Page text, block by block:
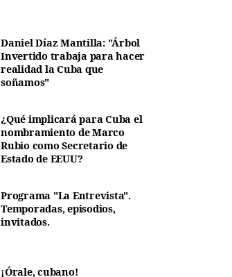
Daniel Díaz Mantilla: "Árbol
Invertido trabaja para hacer
realidad la Cuba que
soñamos"
¿Qué implicará para Cuba el
nombramiento de Marco
Rubio como Secretario de
Estado de EEUU?
Programa "La Entrevista".
Temporadas, episodios,
invitados.
¡Órale, cubano!